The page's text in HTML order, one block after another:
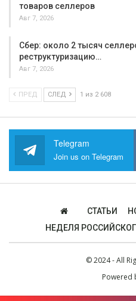
товаров селлеров
Авг 7, 2026
Сбер: около 2 тысяч
реструктуризацию…
Авг 7, 2026
ПРЕД СЛЕД 1 из 2 608
Telegram
Join us on Telegram
СТАТЬИ
НЕДЕЛЯ
© 2024 - All
Powered